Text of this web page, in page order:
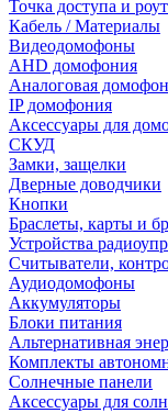
Точка доступа и
Кабель / Материалы
Видеодомофоны
AHD домофония
Аналоговая
IP домофония
Аксессуары для
СКУД
Замки, защелки
Дверные доводчики
Кнопки
Браслеты, карты и
Устройства
Считыватели,
Аудиодомофоны
Аккумуляторы
Блоки питания
Альтернативная
Комплекты
Солнечные панели
Аксессуары для